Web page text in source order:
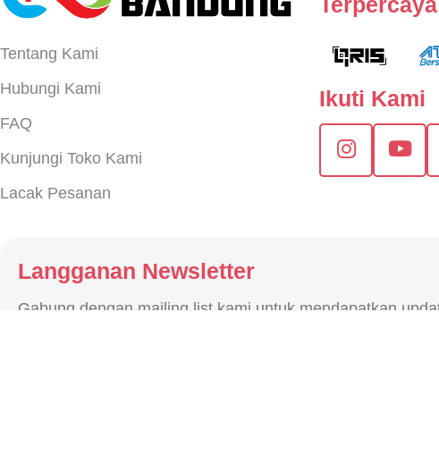
Tentang Kami
Hubungi Kami
FAQ
Kunjungi Toko Kami
Lacak Pesanan
Ikuti Kami
Langganan Newsletter
Gabung dengan mailing list kami untuk mendapatkan